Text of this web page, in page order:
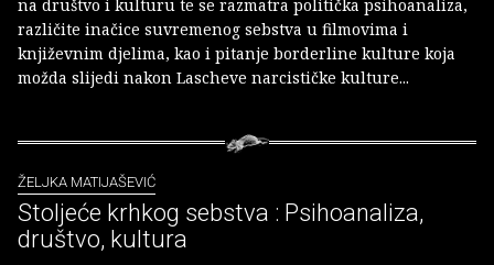
na društvo i kulturu te se razmatra politička psihoanaliza,
različite inačice suvremenog sebstva u filmovima i
književnim djelima, kao i pitanje borderline kulture koja
možda slijedi nakon Lascheve narcističke kulture...
ŽELJKA MATIJAŠEVIĆ
Stoljeće krhkog sebstva : Psihoanaliza,
društvo, kultura